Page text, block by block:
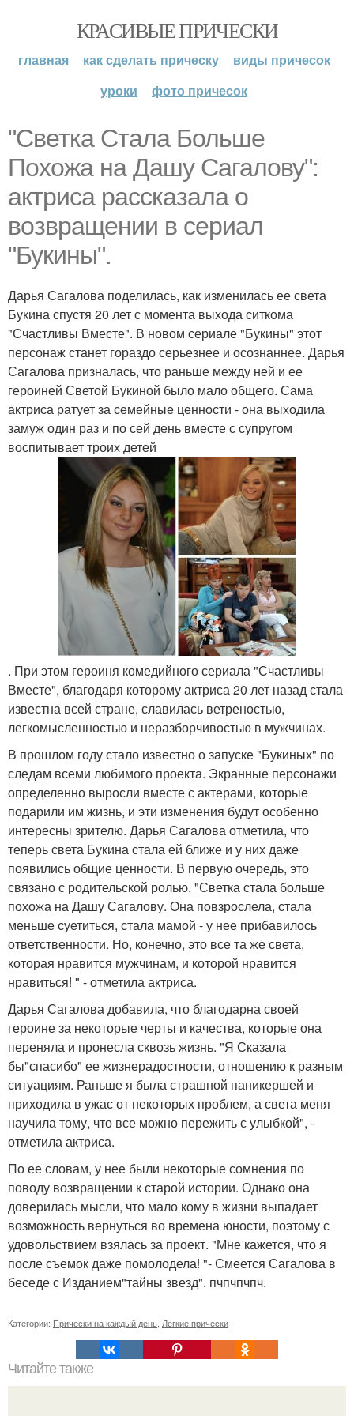
КРАСИВЫЕ ПРИЧЕСКИ
главная как сделать прическу
виды причесок
уроки
фото причесок
"Светка Стала Больше
Похожа на Дашу Сагалову":
актриса рассказала о
возвращении в сериал
"Букины".
Дарья Сагалова поделилась, как изменилась ее света
Букина спустя 20 лет с момента выхода ситкома
"Счастливы Вместе". В новом сериале "Букины" этот
персонаж станет гораздо серьезнее и осознаннее. Дарья
Сагалова призналась, что раньше между ней и ее
героиней Светой Букиной было мало общего. Сама
актриса ратует за семейные ценности - она выходила
замуж один раз и по сей день вместе с супругом
воспитывает троих детей
. При этом героиня комедийного сериала "Счастливы
Вместе", благодаря которому актриса 20 лет назад стала
известна всей стране, славилась ветреностью,
легкомысленностью и неразборчивостью в мужчинах.
В прошлом году стало известно о запуске "Букиных" по
следам всеми любимого проекта. Экранные персонажи
определенно выросли вместе с актерами, которые
подарили им жизнь, и эти изменения будут особенно
интересны зрителю. Дарья Сагалова отметила, что
теперь света Букина стала ей ближе и у них даже
появились общие ценности. В первую очередь, это
связано с родительской ролью. "Светка стала больше
похожа на Дашу Сагалову. Она повзрослела, стала
меньше суетиться, стала мамой - у нее прибавилось
ответственности. Но, конечно, это все та же света,
которая нравится мужчинам, и которой нравится
нравиться! " - отметила актриса.
Дарья Сагалова добавила, что благодарна своей
героине за некоторые черты и качества, которые она
переняла и пронесла сквозь жизнь. "Я Сказала
бы"спасибо" ее жизнерадостности, отношению к разным
ситуациям. Раньше я была страшной паникершей и
приходила в ужас от некоторых проблем, а света меня
научила тому, что все можно пережить с улыбкой", -
отметила актриса.
По ее словам, у нее были некоторые сомнения по
поводу возвращении к старой истории. Однако она
доверилась мысли, что мало кому в жизни выпадает
возможность вернуться во времена юности, поэтому с
удовольствием взялась за проект. "Мне кажется, что я
после съемок даже помолодела! "- Смеется Сагалова в
беседе с Изданием"тайны звезд". пчпчпчпч.
Категории: Прически на каждый день Легкие прически
Читайте также